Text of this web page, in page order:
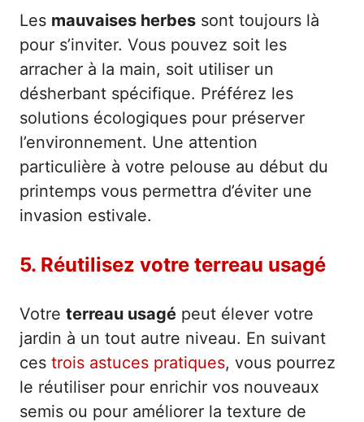
Les mauvaises herbes sont toujours là
pour s’inviter. Vous pouvez soit les
arracher à la main, soit utiliser un
désherbant spécifique. Préférez les
solutions écologiques pour préserver
l’environnement. Une attention
particulière à votre pelouse au début du
printemps vous permettra d’éviter une
invasion estivale.
5. Réutilisez votre terreau usagé
Votre terreau usagé peut élever votre
jardin à un tout autre niveau. En suivant
ces trois astuces pratiques, vous pourrez
le réutiliser pour enrichir vos nouveaux
semis ou pour améliorer la texture de